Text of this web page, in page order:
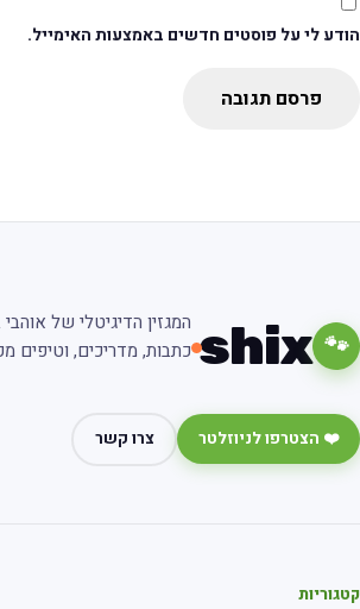
לי על פוסטים חדשים באמצעות האימייל.
פרסם תגובה
🐾
shix
המגזין הדיגיטלי של
כתבות, מדריכים, וטיפים
❤️ הצטרפו לניוזלטר צרו קשר